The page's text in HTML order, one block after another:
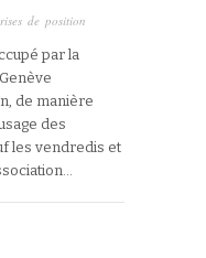
de position
par la
de manière
des
les vendredis et